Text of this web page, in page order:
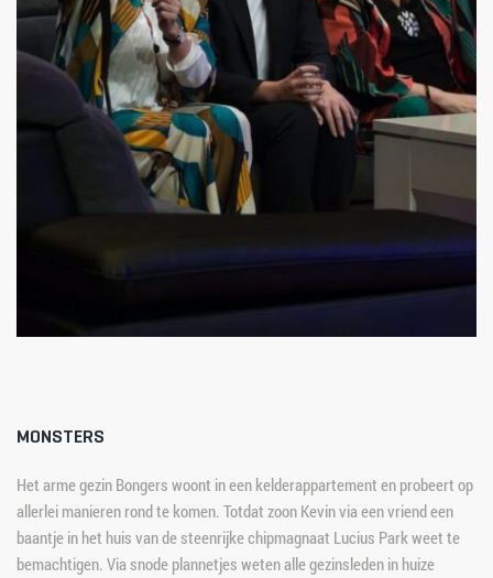
MONSTERS
Het arme gezin Bongers woont in een kelderappartement en probeert op
allerlei manieren rond te komen. Totdat zoon Kevin via een vriend een
baantje in het huis van de steenrijke chipmagnaat Lucius Park weet te
bemachtigen. Via snode plannetjes weten alle gezinsleden in huize